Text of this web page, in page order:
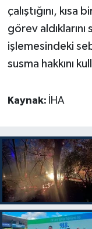
çalıştığını,
görev
işlemesindeki
susma hakkını
Kaynak: İHA